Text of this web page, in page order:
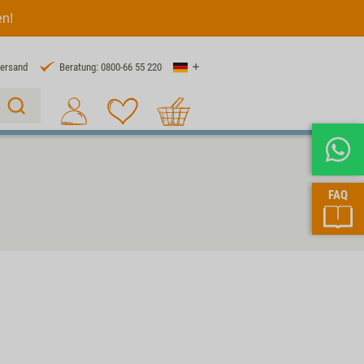
FAQ
Beratung: 0800-66 55 220 Land
Suche 1